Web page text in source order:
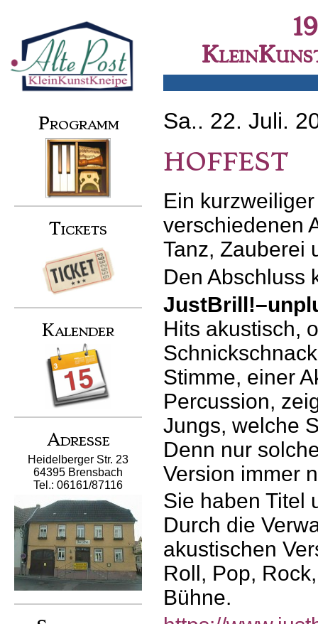
Secondary menu
Sa.. 22. Juli.
HOFFEST
Ein
verschiedenen
Tanz, Zauberei
Den Abschluss
JustBrill!–
Hits akustisch,
Stimme, einer
Percussion,
Jungs, welche
Denn nur
Version immer
Sie haben Titel
Durch die
akustischen
Roll, Pop,
Bühne.
Programm
Tickets
Kalender
Adresse
Heidelberger Str. 23
64395 Brensbach
Tel.: 06161/87116